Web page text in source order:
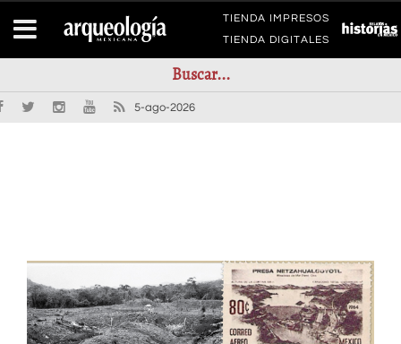
TIENDA IMPRESOS
TIENDA DIGITALES
5-ago-2026